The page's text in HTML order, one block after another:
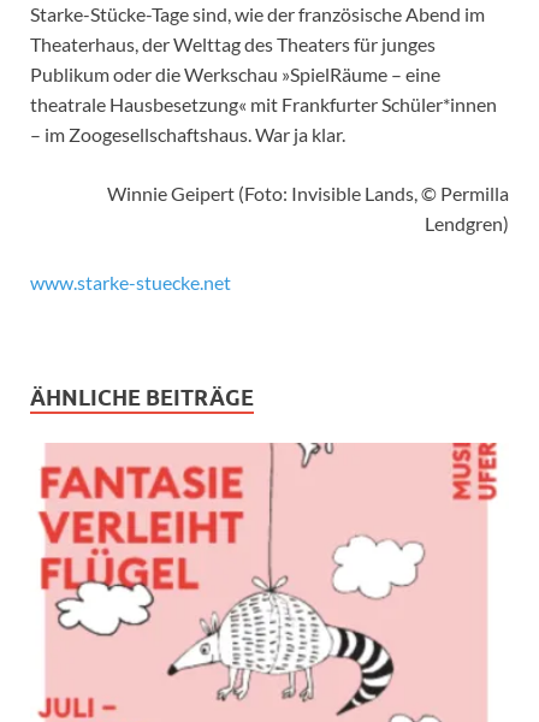
Starke-Stücke-Tage sind, wie der französische Abend im
Theaterhaus, der Welttag des Theaters für junges
Publikum oder die Werkschau »SpielRäume – eine
theatrale Hausbesetzung« mit Frankfurter Schüler*innen
– im Zoogesellschaftshaus. War ja klar.
Winnie Geipert (Foto: Invisible Lands, © Permilla
Lendgren)
www.starke-stuecke.net
ÄHNLICHE BEITRÄGE